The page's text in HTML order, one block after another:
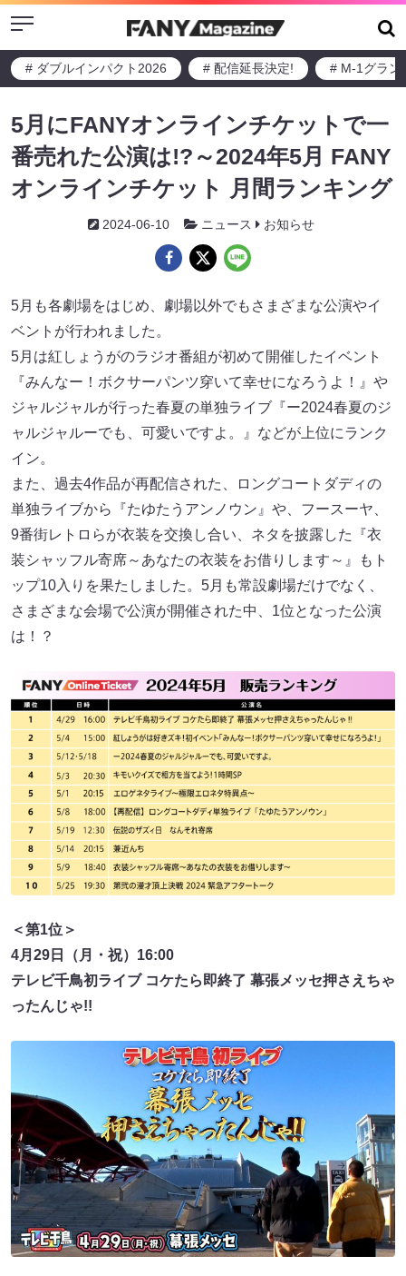
Menu
# ダブルインパクト2026 # 配信延長決定! # M-1グラン
5月にFANYオンラインチケットで一
番売れた公演は!?～2024年5月 FANY
オンラインチケット 月間ランキング
2024-06-10 ニュース お知らせ
5月も各劇場をはじめ、劇場以外でもさまざまな公演やイ
ベントが行われました。
5月は紅しょうがのラジオ番組が初めて開催したイベント
『みんなー！ボクサーパンツ穿いて幸せになろうよ！』や
ジャルジャルが行った春夏の単独ライブ『ー2024春夏のジ
ャルジャルーでも、可愛いですよ。』などが上位にランク
イン。
また、過去4作品が再配信された、ロングコートダディの
単独ライブから『たゆたうアンノウン』や、フースーヤ、
9番街レトロらが衣装を交換し合い、ネタを披露した『衣
装シャッフル寄席～あなたの衣装をお借りします～』もト
ップ10入りを果たしました。5月も常設劇場だけでなく、
さまざまな会場で公演が開催された中、1位となった公演
は！？
＜第1位＞
4月29日（月・祝）16:00
テレビ千鳥初ライブ コケたら即終了 幕張メッセ押さえちゃ
ったんじゃ!!